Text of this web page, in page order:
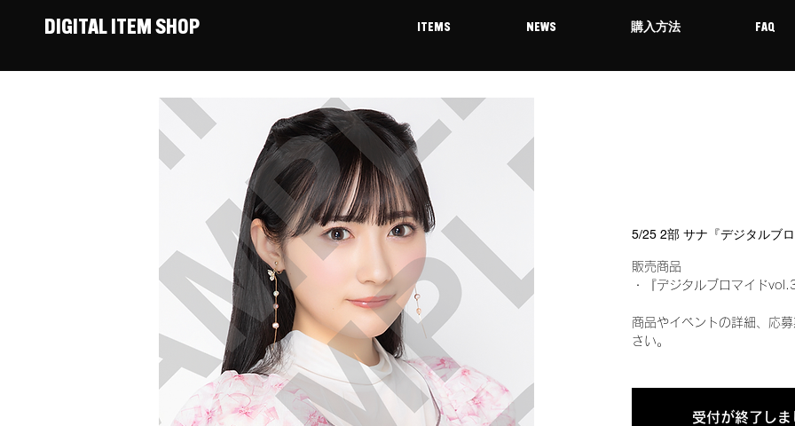
DIGITAL ITEM SHOP ITEMS NEWS 購入方法 FAQ
5/25 2部 サナ『デジタルブ
販売商品
・『デジタルブロマイド
商品やイベントの詳細、応
さい。
受付が終了しま